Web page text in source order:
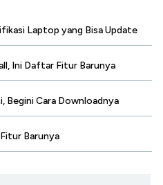
Laptop yang Bisa Update
Ini Daftar Fitur Barunya
Begini Cara Downloadnya
Barunya